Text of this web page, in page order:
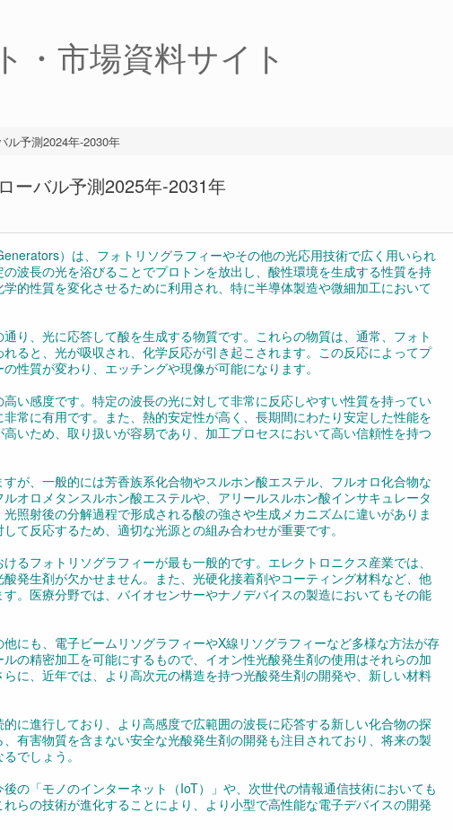
・市場資料サイト
ル予測2024年-2030年
ーバル予測2025年-2031年
）は、フォトリソグラフィーやその他の光応用技術で広く用いられ
波長の光を浴びることでプロトンを放出し、酸性環境を生成する性質を持
的性質を変化させるために利用され、特に半導体製造や微細加工において
り、光に応答して酸を生成する物質です。これらの物質は、通常、フォト
ると、光が吸収され、化学反応が引き起こされます。この反応によってプ
性質が変わり、エッチングや現像が可能になります。
い感度です。特定の波長の光に対して非常に反応しやすい性質を持ってい
常に有用です。また、熱的安定性が高く、長期間にわたり安定した性能を
いため、取り扱いが容易であり、加工プロセスにおいて高い信頼性を持つ
が、一般的には芳香族系化合物やスルホン酸エステル、フルオロ化合物な
オロメタンスルホン酸エステルや、アリールスルホン酸インサキュレータ
照射後の分解過程で形成される酸の強さや生成メカニズムに違いがありま
て反応するため、適切な光源との組み合わせが重要です。
るフォトリソグラフィーが最も一般的です。エレクトロニクス産業では、
発生剤が欠かせません。また、光硬化接着剤やコーティング材料など、他
。医療分野では、バイオセンサーやナノデバイスの製造においてもその能
にも、電子ビームリソグラフィーやX線リソグラフィーなど多様な方法が存
の精密加工を可能にするもので、イオン性光酸発生剤の使用はそれらの加
に、近年では、より高次元の構造を持つ光酸発生剤の開発や、新しい材料
に進行しており、より高感度で広範囲の波長に応答する新しい化合物の探
有害物質を含まない安全な光酸発生剤の開発も注目されており、将来の製
でしょう。
の「モノのインターネット（IoT）」や、次世代の情報通信技術においても
らの技術が進化することにより、より小型で高性能な電子デバイスの開発